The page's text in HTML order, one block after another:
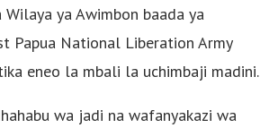
ya Awimbon baada ya
Papua National Liberation Army
eneo la mbali la uchimbaji madini.
wa jadi na wafanyakazi wa